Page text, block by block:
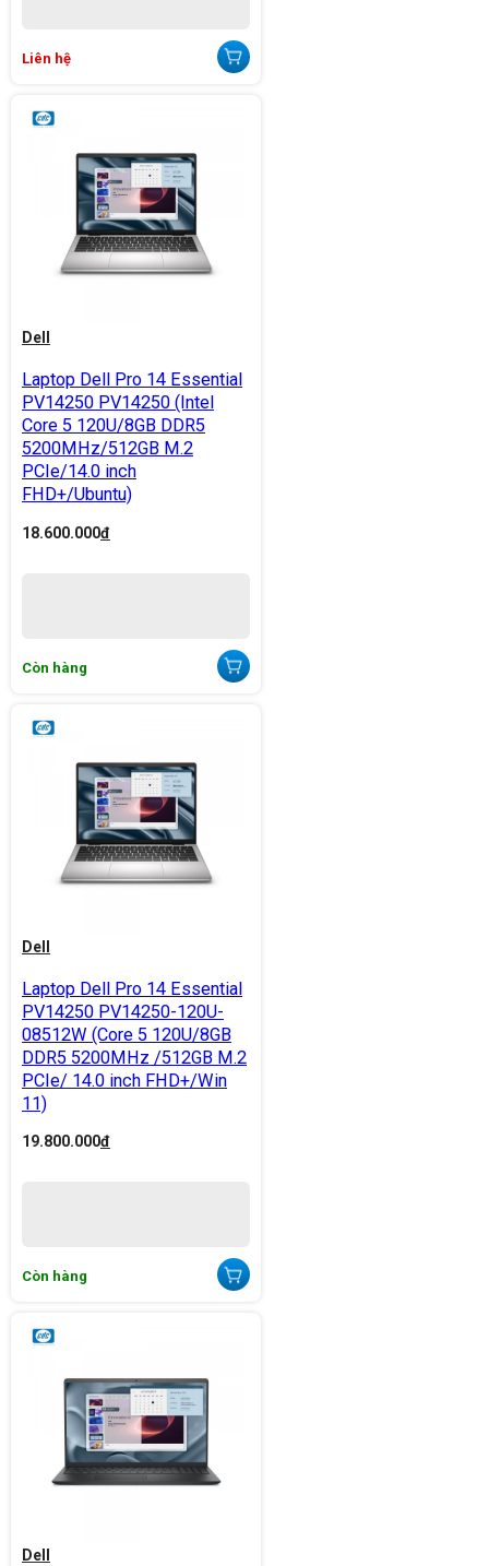
Liên hệ
Dell
Laptop Dell Pro 14 Essential
PV14250 PV14250 (Intel
Core 5 120U/8GB DDR5
5200MHz/512GB M.2
PCIe/14.0 inch
FHD+/Ubuntu)
18.600.000đ
Còn hàng
Dell
Laptop Dell Pro 14 Essential
PV14250 PV14250-120U-
08512W (Core 5 120U/8GB
DDR5 5200MHz /512GB M.2
PCIe/ 14.0 inch FHD+/Win
11)
19.800.000đ
Còn hàng
Dell